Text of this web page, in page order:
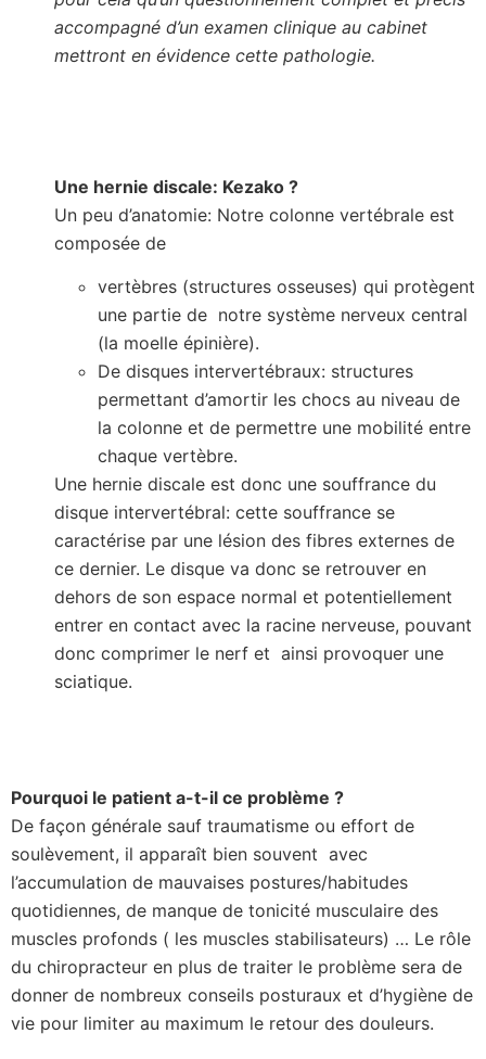
accompagné d’un examen clinique au cabinet
mettront en évidence cette pathologie.
Une hernie discale: Kezako ?
Un peu d’anatomie: Notre colonne vertébrale est
composée de
vertèbres (structures osseuses) qui protègent
une partie de notre système nerveux central
(la moelle épinière).
De disques intervertébraux: structures
permettant d’amortir les chocs au niveau de
la colonne et de permettre une mobilité entre
chaque vertèbre.
Une hernie discale est donc une souffrance du
disque intervertébral: cette souffrance se
caractérise par une lésion des fibres externes de
ce dernier. Le disque va donc se retrouver en
dehors de son espace normal et potentiellement
entrer en contact avec la racine nerveuse, pouvant
donc comprimer le nerf et ainsi provoquer une
sciatique.
Pourquoi le patient a-t-il ce problème ?
De façon générale sauf traumatisme ou effort de
soulèvement, il apparaît bien souvent avec
l’accumulation de mauvaises postures/habitudes
quotidiennes, de manque de tonicité musculaire des
muscles profonds ( les muscles stabilisateurs) … Le rôle
du chiropracteur en plus de traiter le problème sera de
donner de nombreux conseils posturaux et d’hygiène de
vie pour limiter au maximum le retour des douleurs.